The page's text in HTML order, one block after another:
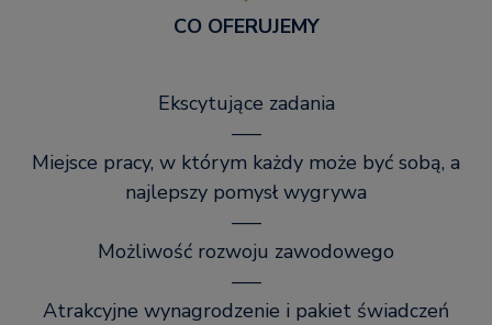
CO OFERUJEMY
Ekscytujące zadania
–––
Miejsce pracy, w którym każdy może być sobą, a
najlepszy pomysł wygrywa
–––
Możliwość rozwoju zawodowego
–––
Atrakcyjne wynagrodzenie i pakiet świadczeń